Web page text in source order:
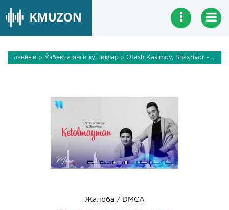
Главный » Ўзбекча янги қўшиқлар » Otash Kasimov, Shaxriyor - Ketolmayman
Жалоба / DMCA